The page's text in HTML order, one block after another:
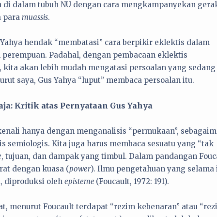
dalam tubuh NU dengan cara mengkampanyekan
para muassis.
hendak “membatasi” cara berpikir eklektis dalam
Padahal, dengan pembacaan eklektis
akan lebih mudah mengatasi persoalan yang sedang
saya, Gus Yahya “luput” membaca persoalan itu.
Kritik atas Pernyataan Gus Yahya
hanya dengan menganalisis “permukaan”,
Kita juga harus membaca sesuatu yang “tak
, tujuan, dan dampak yang timbul. Dalam pandangan
dengan kuasa (power). Ilmu pengetahuan yang selama
diproduksi oleh episteme (Foucault, 1972: 191).
menurut Foucault terdapat “rezim kebenaran” atau